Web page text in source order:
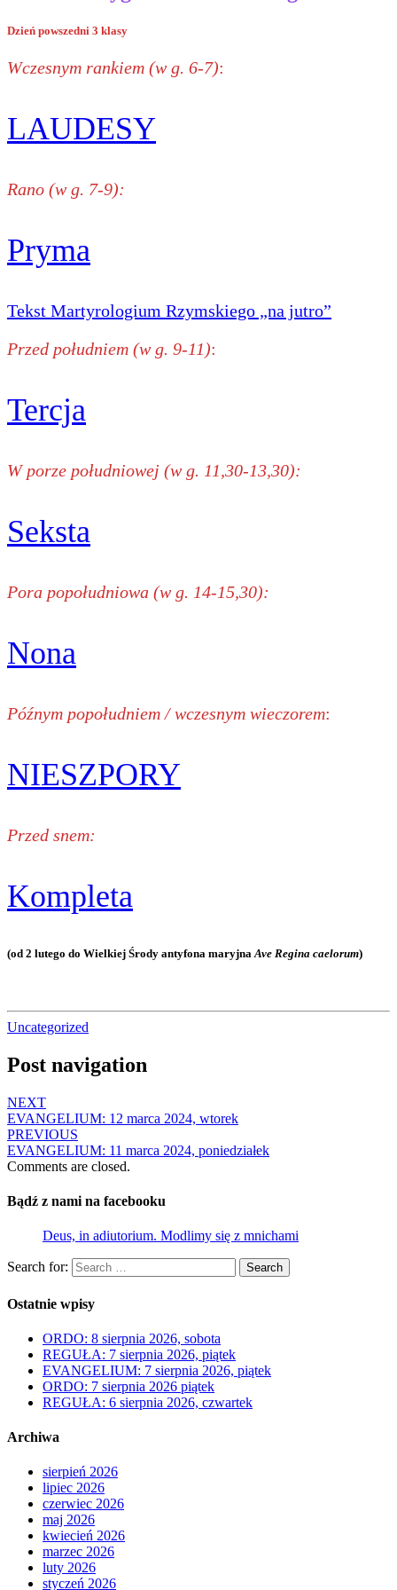
Dzień powszedni 3 klasy
Wczesnym rankiem (w g. 6-7):
LAUDESY
Rano (w g. 7-9):
Pryma
Tekst Martyrologium Rzymskiego „na jutro”
Przed południem (w g. 9-11):
Tercja
W porze południowej (w g. 11,30-13,30):
Seksta
Pora popołudniowa (w g. 14-15,30):
Nona
Późnym popołudniem / wczesnym wieczorem:
NIESZPORY
Przed snem:
Kompleta
(od 2 lutego do Wielkiej Środy antyfona maryjna Ave Regina caelorum)
Uncategorized
Post navigation
NEXT
EVANGELIUM: 12 marca 2024, wtorek
PREVIOUS
EVANGELIUM: 11 marca 2024, poniedziałek
Comments are closed.
Bądź z nami na facebooku
Deus, in adiutorium. Modlimy się z mnichami
Search for: Search
Ostatnie wpisy
ORDO: 8 sierpnia 2026, sobota
REGUŁA: 7 sierpnia 2026, piątek
EVANGELIUM: 7 sierpnia 2026, piątek
ORDO: 7 sierpnia 2026 piątek
REGUŁA: 6 sierpnia 2026, czwartek
Archiwa
sierpień 2026
lipiec 2026
czerwiec 2026
maj 2026
kwiecień 2026
marzec 2026
luty 2026
styczeń 2026